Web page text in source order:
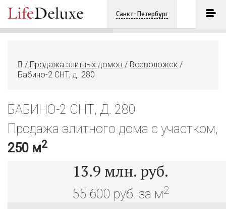
Санкт-Петербург
/ Продажа элитных домов / Всеволожск /
Бабино-2 СНТ, д. 280
БАБИНО-2 СНТ, Д. 280
Продажа элитного дома с участком,
250 м2
13.9 млн. руб.
55 600 руб. за м2
Бабино-2 СНТ, д. 280
+7 (812) 3330243 ПОЗВОНИТЬ